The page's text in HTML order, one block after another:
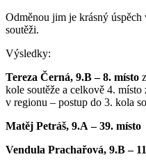
Odměnou jim je krásný úspěch
soutěži.
Výsledky:
Tereza Černá, 9.B – 8. místo
kole soutěže a celkově 4.
v regionu – postup do 3. kola
Matěj Petráš, 9.A – 39. místo
Vendula Prachařová, 9.B –